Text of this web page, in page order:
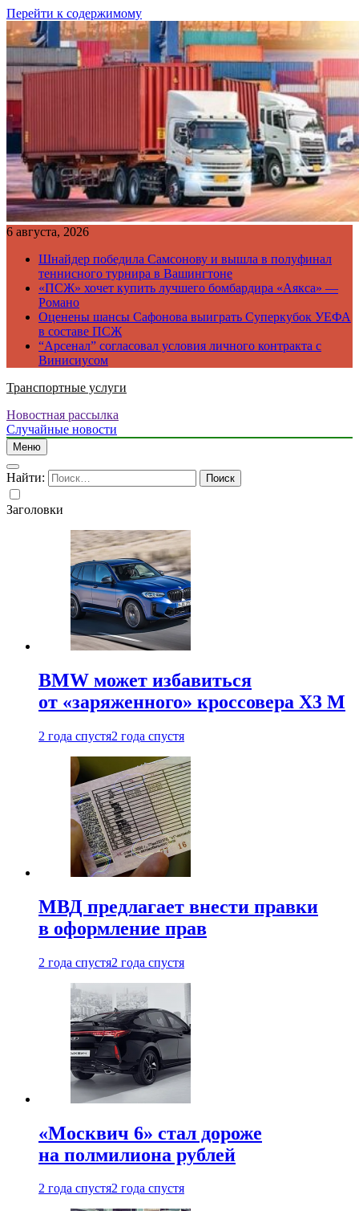
Перейти к содержимому
6 августа, 2026
Шнайдер победила Самсонову и вышла в полуфинал
теннисного турнира в Вашингтоне
«ПСЖ» хочет купить лучшего бомбардира «Аякса» —
Романо
Оценены шансы Сафонова выиграть Суперкубок УЕФА
в составе ПСЖ
“Арсенал” согласовал условия личного контракта с
Винисиусом
Транспортные услуги
Новостная рассылка
Случайные новости
Меню
Найти:
Заголовки
BMW может избавиться
от «заряженного» кроссовера X3 M
2 года спустя2 года спустя
МВД предлагает внести правки
в оформление прав
2 года спустя2 года спустя
«Москвич 6» стал дороже
на полмилиона рублей
2 года спустя2 года спустя